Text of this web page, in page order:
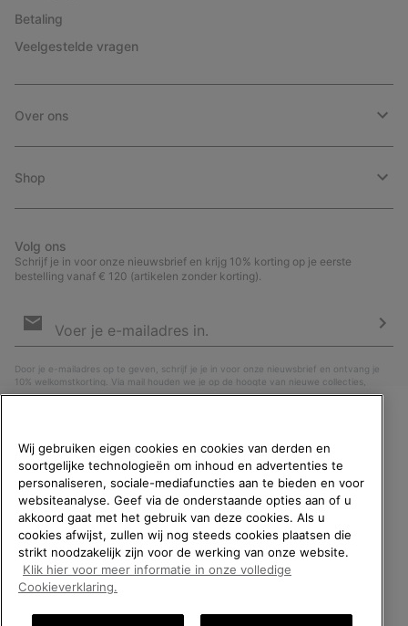
Betaling
Veelgestelde vragen
Over ons
Shop
Volg ons
Schrijf je in voor onze nieuwsbrief en krijg 10% korting op je eerste
bestelling vanaf € 120 (artikelen zonder korting).
voor
Door je e-mailadres op te geven, schrijf je je in voor onze nieuwsbrief en ontvang je
10% welkomstkorting. Via mail houden we je op de hoogte van nieuwe collecties,
aanbiedingen en evenementen. In onzePrivacyverklaringlees je hoe we je gegevens
België (Nederlands)
2026SOREL. All rights reserved.
WELKOM BIJ SOREL.
SELECTEER JE
VERZENDLOCATIE.
Online shoppen beschikbaar
United States
Online
Wij gebruiken eigen cookies en cookies van derden en
soortgelijke technologieën om inhoud en advertenties te
personaliseren, sociale-mediafuncties aan te bieden en voor
websiteanalyse. Geef via de onderstaande opties aan of u
akkoord gaat met het gebruik van deze cookies. Als u
cookies afwijst, zullen wij nog steeds cookies plaatsen die
strikt noodzakelijk zijn voor de werking van onze website.
Klik hier voor meer informatie in onze volledige
Cookieverklaring.